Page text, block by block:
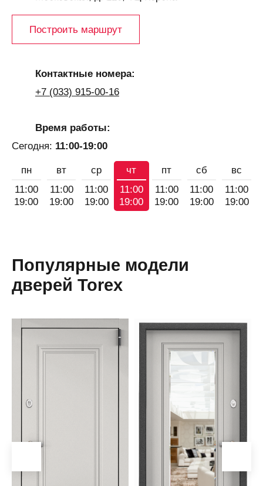
Построить маршрут
Контактные номера:
+7 (033) 915-00-16
Время работы:
Сегодня: 11:00-19:00
пн
11:00
19:00
вт
11:00
19:00
ср
11:00
19:00
чт
11:00
19:00
пт
11:00
19:00
сб
11:00
19:00
вс
11:00
19:00
Популярные модели
дверей Torex